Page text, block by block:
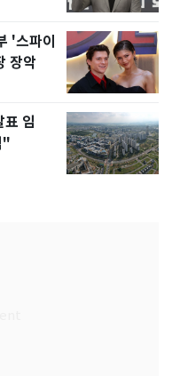
'스파이
장악
표 임
"